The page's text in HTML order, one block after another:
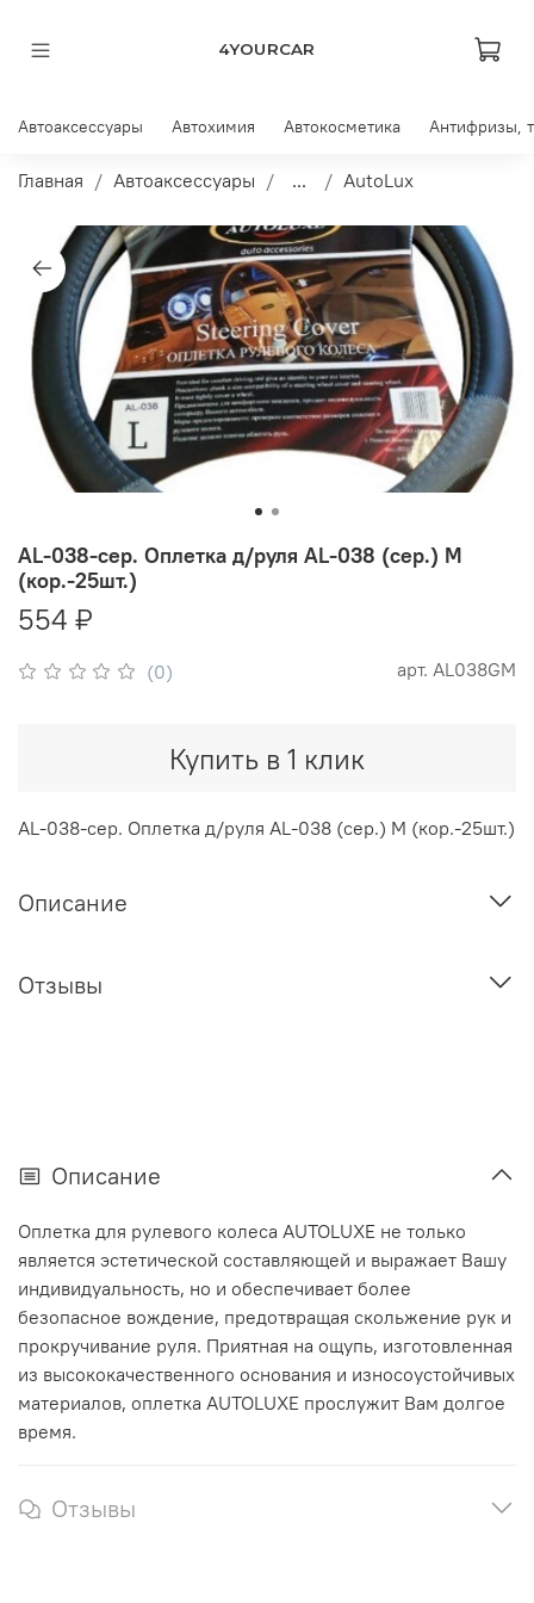
4YOURCAR
Автоаксессуары Автохимия Автокосметика Антифризы,
Главная Автоаксессуары ... AutoLux
(0) арт. AL038GM
AL-038-сер. Оплетка д/руля AL-038 (сер.) M
(кор.-25шт.)
554 ₽
Купить в 1 клик
AL-038-сер. Оплетка д/руля AL-038 (сер.) M (кор.-25шт.)
Описание
Отзывы
Описание
Оплетка для рулевого колеса AUTOLUXE не только
является эстетической составляющей и выражает Вашу
индивидуальность, но и обеспечивает более
безопасное вождение, предотвращая скольжение рук и
прокручивание руля. Приятная на ощупь, изготовленная
из высококачественного основания и износоустойчивых
материалов, оплетка AUTOLUXE прослужит Вам долгое
время.
Отзывы